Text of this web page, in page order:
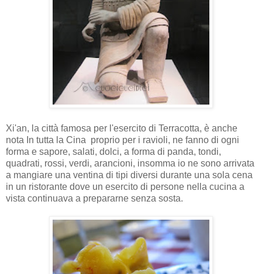
Xi'an, la città famosa per l'esercito di Terracotta, è anche
nota In tutta la Cina proprio per i ravioli, ne fanno di ogni
forma e sapore, salati, dolci, a forma di panda, tondi,
quadrati, rossi, verdi, arancioni, insomma io ne sono arrivata
a mangiare una ventina di tipi diversi durante una sola cena
in un ristorante dove un esercito di persone nella cucina a
vista continuava a prepararne senza sosta.